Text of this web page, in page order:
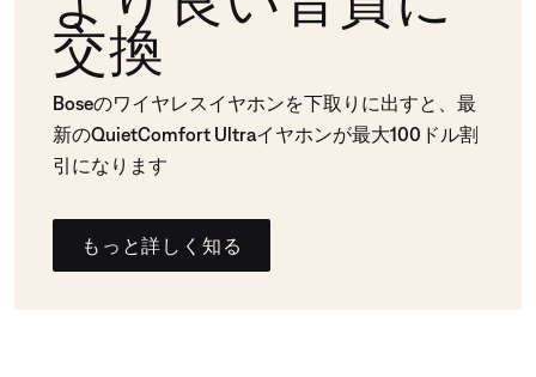
交換
Boseのワイヤレスイヤホンを下取りに出すと、最
新のQuietComfort Ultraイヤホンが最大100ドル割
引になります
もっと詳しく知る